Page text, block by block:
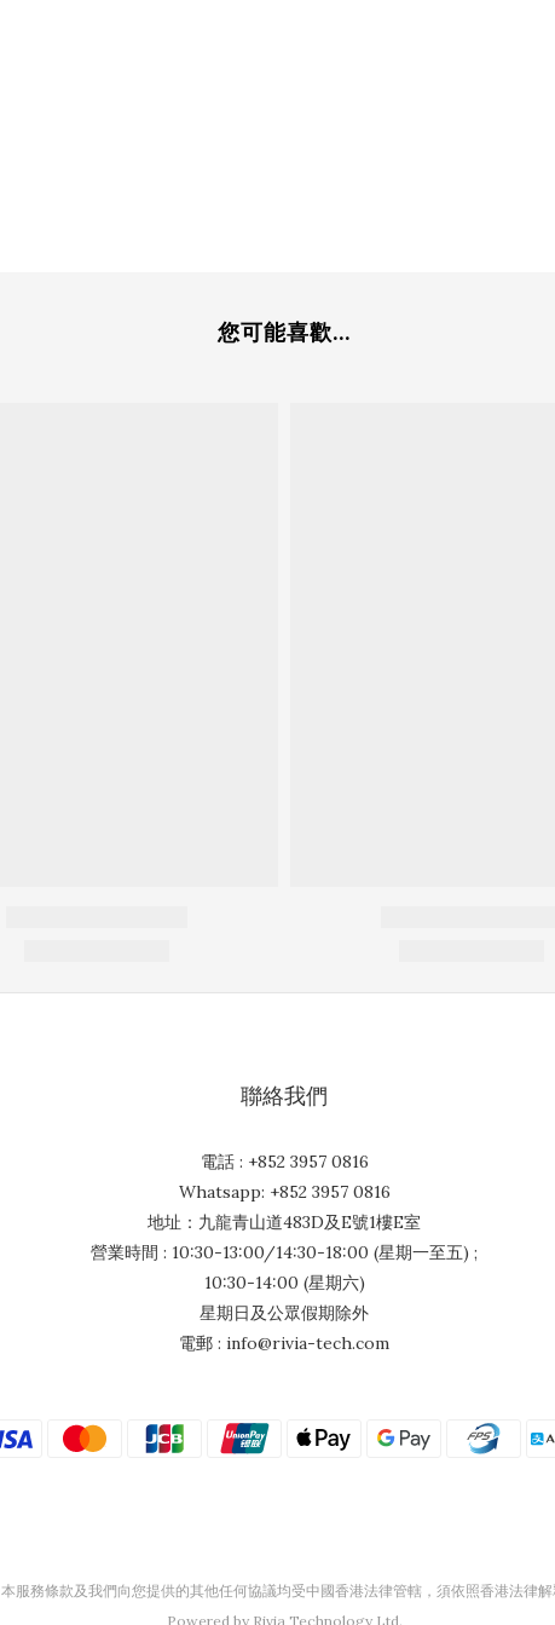
您可能喜歡...
聯絡我們
電話 : +852 3957 0816
Whatsapp: +852 3957 0816
地址：九龍青山道483D及E號1樓E室
營業時間 : 10:30-13:00/14:30-18:00 (星期一至五) ;
10:30-14:00 (星期六)
星期日及公眾假期除外
電郵 : info@rivia-tech.com
本服務條款及我們向您提供的其他任何協議均受中國香港法律管轄，須依照香港法律
Powered by Rivia Technology Ltd.